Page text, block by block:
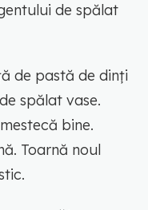
de spălat
de pastă de dinți
spălat vase.
bine.
Toarnă noul